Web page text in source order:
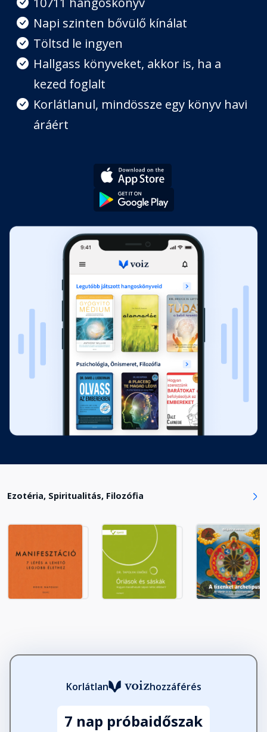
Fejezet hossza: 00:52:51
8. fejezet: Mélyebb bepillantás
Fejezet hossza: 00:52:01
Epilógus: Záró jótanácsok
Napi szinten bővülő kínálat
Töltsd le ingyen
Hallgass könyveket, akkor is, ha a
kezed foglalt
Korlátlanul, mindössze egy könyv havi
áráért
Ezotéria, Spiritualitás, Filozófia
Korlátlan hozzáférés
7 nap próbaidőszak